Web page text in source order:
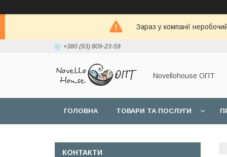
Зараз у компанії
+380 (93) 809-23-59
Novellohouse ОПТ
ГОЛОВНА ТОВАРИ ТА ПОСЛУГИ
КОНТАКТИ